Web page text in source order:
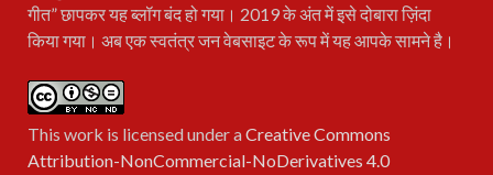
गीत” छापकर यह ब्लॉग बंद हो गया। 2019 के अंत में इसे दोबारा ज़िंदा
किया गया। अब एक स्वतंत्र जन वेबसाइट के रूप में यह आपके सामने है।
This work is licensed under aCreative Commons
Attribution-NonCommercial-NoDerivatives 4.0